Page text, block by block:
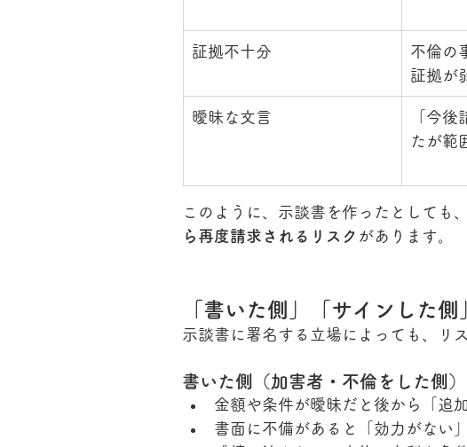
証拠不十分
不倫の
証拠が
曖昧な文言
「今
たが範
このように、示談書を作ったとしても、
ら再度請求されるリスク があります。
「書いた側」「サインした
示談書に署名する立場によっても、リ
書いた側（加害者・不倫をした側
金額や条件が曖昧だと後から「追
書面に不備があると「効力がない